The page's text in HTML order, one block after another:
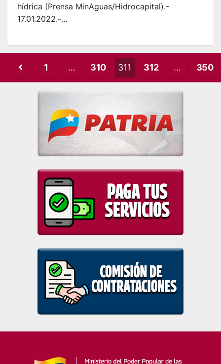
hídrica (Prensa MinAguas/Hidrocapital).-
17.01.2022.-…
Posts
pagination
1 … 310 311 312 … 350